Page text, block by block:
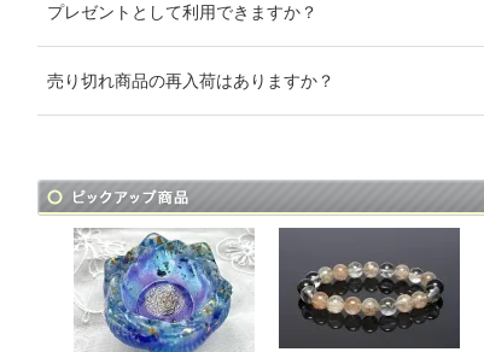
プレゼントとして利用できますか？
売り切れ商品の再入荷はありますか？